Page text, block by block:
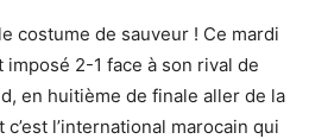
costume de sauveur ! Ce mardi
imposé 2-1 face à son rival de
en huitième de finale aller de la
l’international marocain qui